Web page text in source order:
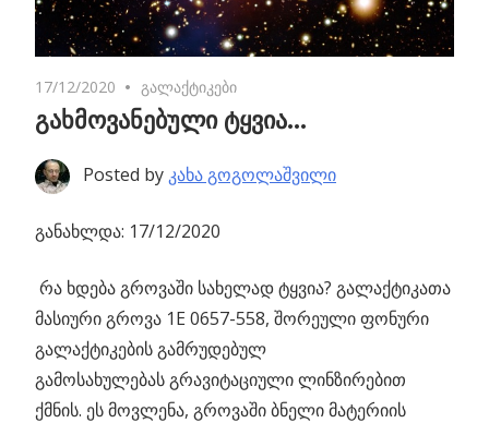
17/12/2020 No comments
გალაქტიკები
გახმოვანებული ტყვია…
Posted by კახა გოგოლაშვილი
განახლდა: 17/12/2020
რა ხდება გროვაში სახელად ტყვია? გალაქტიკათა
მასიური გროვა 1E 0657-558, შორეული ფონური
გალაქტიკების გამრუდებულ
გამოსახულებას გრავიტაციული ლინზირებით
ქმნის. ეს მოვლენა, გროვაში ბნელი მატერიის